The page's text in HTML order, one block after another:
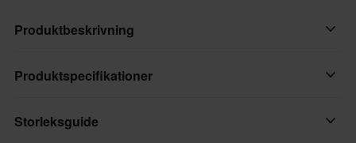
Produktbeskrivning
En mångsidig merinojersey med ärmar
klarar allt. Håller dig sval när det är varmt, check. Håller dig varm
Produktspecifikationer
Produktanvändare
Storleksguide